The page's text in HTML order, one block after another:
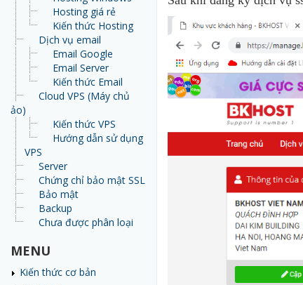
Hosting giá rẻ
Kiến thức Hosting
Dịch vụ email
Email Google
Email Server
Kiến thức Email
Cloud VPS (Máy chủ
ảo)
Kiến thức VPS
Hướng dẫn sử dụng
VPS
Server
Chứng chỉ bảo mật SSL
Bảo mật
Backup
Chưa được phân loại
MENU
Kiến thức cơ bản